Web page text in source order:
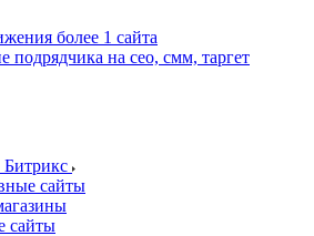
более 1 сайта
подрядчика на сео, смм, таргет
сайты
сайты